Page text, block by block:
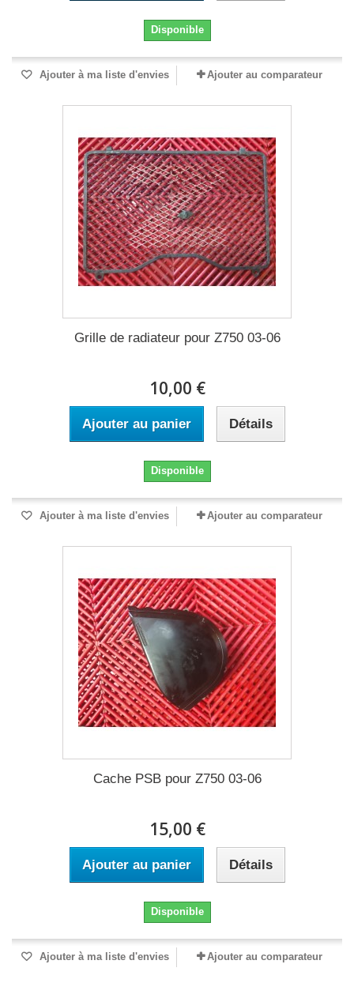
Disponible
Ajouter à ma liste d'envies Ajouter au comparateur
Grille de radiateur pour Z750 03-06
10,00 €
Ajouter au panier Détails
Disponible
Ajouter à ma liste d'envies Ajouter au comparateur
Cache PSB pour Z750 03-06
15,00 €
Ajouter au panier Détails
Disponible
Ajouter à ma liste d'envies Ajouter au comparateur